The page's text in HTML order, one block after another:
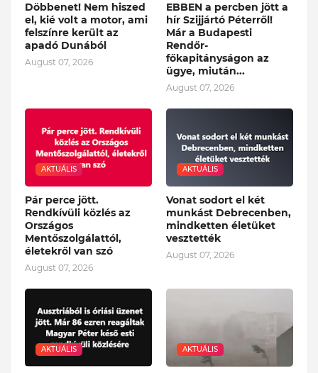
Döbbenet! Nem hiszed
el, kié volt a motor, ami
felszínre került az
apadó Dunából
August 07, 2026
EBBEN a percben jött a
hír Szijjártó Péterről!
Már a Budapesti
Rendőr-
főkapitányságon az
ügye, miután...
August 07, 2026
AKTUÁLIS
Pár perce jött.
Rendkívüli közlés az
Országos
Mentőszolgálattól,
életekről van szó
August 07, 2026
AKTUÁLIS
Vonat sodort el két
munkást Debrecenben,
mindketten életüket
vesztették
August 07, 2026
AKTUÁLIS AKTUÁLIS